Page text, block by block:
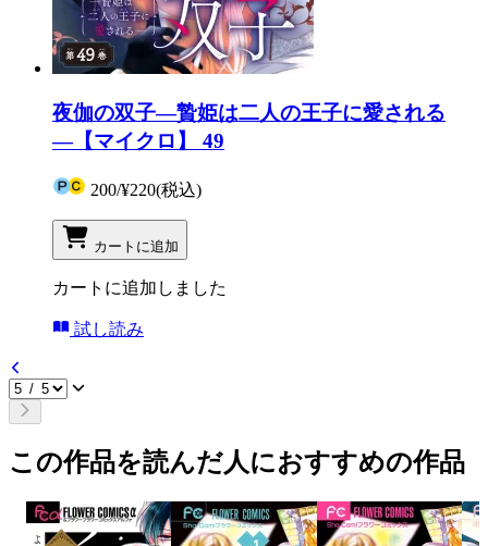
夜伽の双子―贄姫は二人の王子に愛される
―【マイクロ】 49
200/¥220(税込)
カートに追加
カートに追加しました
試し読み
この作品を読んだ人におすすめの作品